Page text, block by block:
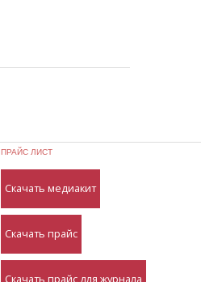
ПРАЙС ЛИСТ
Скачать медиакит
Скачать прайс
Скачать прайс для журнала